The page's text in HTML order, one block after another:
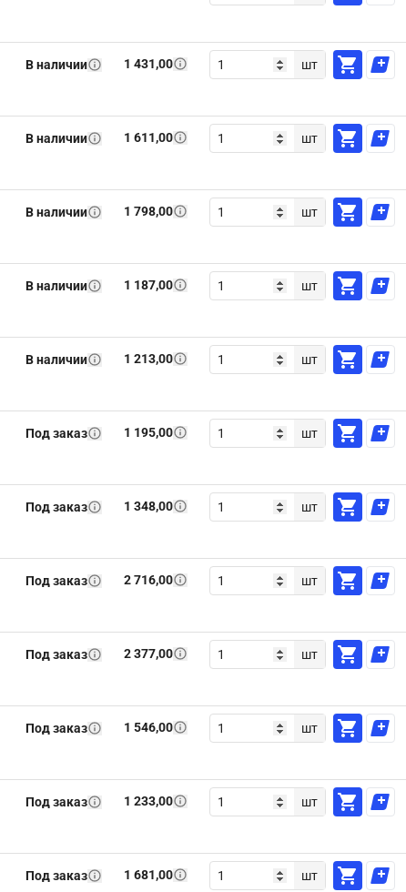
В наличии 1 431,00 шт
В наличии 1 611,00 шт
В наличии 1 798,00 шт
В наличии 1 187,00 шт
В наличии 1 213,00 шт
Под заказ 1 195,00 шт
Под заказ 1 348,00 шт
Под заказ 2 716,00 шт
Под заказ 2 377,00 шт
Под заказ 1 546,00 шт
Под заказ 1 233,00 шт
Под заказ 1 681,00 шт